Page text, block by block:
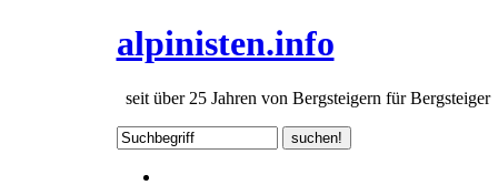
alpinisten.info
seit über 25 Jahren von Bergsteigern für Bergsteiger